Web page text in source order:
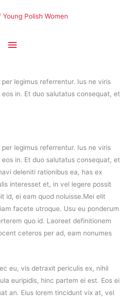
Main
legimus referrentur. Ius ne viris
in. Et duo salutatus consequat, et
legimus referrentur. Ius ne viris
in. Et duo salutatus consequat, et
deleniti rationibus ea, has ex
interesset et, in vel legere possit
id, ei eam quod noluisse.Mei elit
facete utroque. Usu eu ponderum
quo id. Laoreet definitionem
ceteros per ad, eam nonumes
eu, vis detraxit periculis ex, nihil
euripidis, hinc partem ei est. Eos ei
an. Eius lorem tincidunt vix at, vel